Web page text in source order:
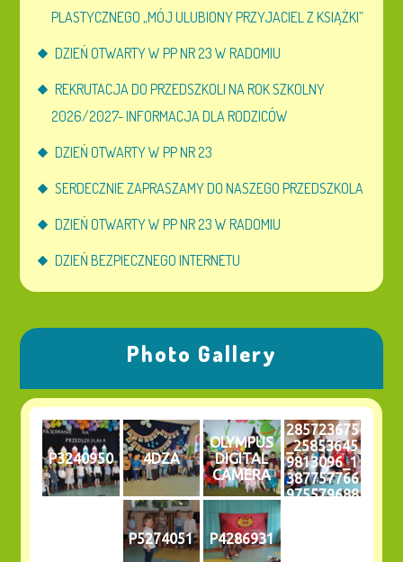
PLASTYCZNEGO „MÓJ ULUBIONY PRZYJACIEL Z KSIĄŻKI”
DZIEŃ OTWARTY W PP NR 23 W RADOMIU
REKRUTACJA DO PRZEDSZKOLI NA ROK SZKOLNY
2026/2027- INFORMACJA DLA RODZICÓW
DZIEŃ OTWARTY W PP NR 23
SERDECZNIE ZAPRASZAMY DO NASZEGO PRZEDSZKOLA
DZIEŃ OTWARTY W PP NR 23 W RADOMIU
DZIEŃ BEZPIECZNEGO INTERNETU
Photo Gallery
P3240950 4DZA
OLYMPUS
DIGITAL
CAMERA
285723675
_25853645
9813096_1
387757766
975579688
P5274051
P4286931